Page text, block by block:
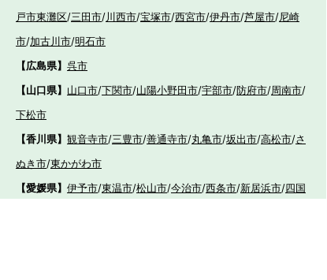
戸市東灘区/三田市/川西市/宝塚市/西宮市/伊丹市/芦屋市/尼崎
市/加古川市/明石市
【広島県】 呉市
【山口県】 山口市/下関市/山陽小野田市/宇部市/防府市/周南市/
下松市
【香川県】 観音寺市/三豊市/善通寺市/丸亀市/坂出市/高松市/さ
ぬき市/東かがわ市
【愛媛県】 伊予市/東温市/松山市/今治市/西条市/新居浜市/四国